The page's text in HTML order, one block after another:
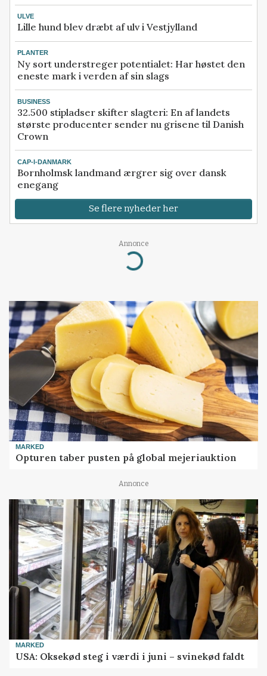
ULVE
Lille hund blev dræbt af ulv i Vestjylland
PLANTER
Ny sort understreger potentialet: Har høstet den
eneste mark i verden af sin slags
BUSINESS
32.500 stipladser skifter slagteri: En af landets
største producenter sender nu grisene til Danish
Crown
CAP-I-DANMARK
Bornholmsk landmand ærgrer sig over dansk
enegang
Se flere nyheder her
Annonce
Loading...
MARKED
Opturen taber pusten på global mejeriauktion
Annonce
MARKED
USA: Oksekød steg i værdi i juni – svinekød faldt